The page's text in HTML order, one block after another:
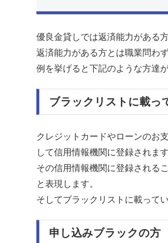
優良金貸しでは返済能力がある
返済能力がある方とは職業問わ
例を挙げると下記のような方達
ブラックリストに載っ
クレジットカードやローンのお
して信用情報機関に登録されます
その信用情報機関に登録される
と表現します。
そしてブラックリストに載って
申し込みブラックの方